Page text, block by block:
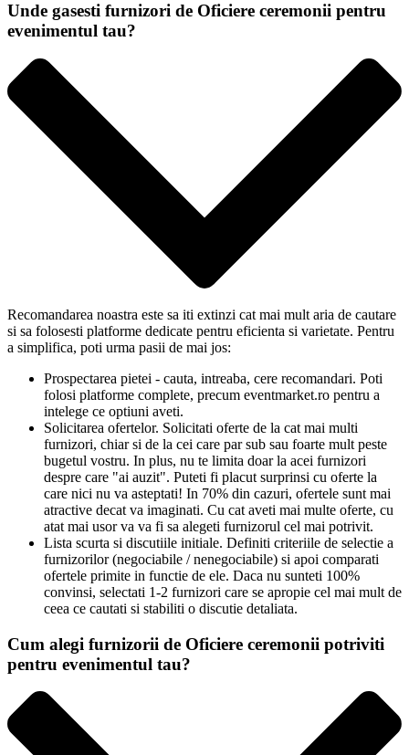
Unde gasesti furnizori de Oficiere ceremonii pentru
evenimentul tau?
Recomandarea noastra este sa iti extinzi cat mai mult aria de cautare
si sa folosesti platforme dedicate pentru eficienta si varietate. Pentru
a simplifica, poti urma pasii de mai jos:
Prospectarea pietei - cauta, intreaba, cere recomandari. Poti
folosi platforme complete, precum eventmarket.ro pentru a
intelege ce optiuni aveti.
Solicitarea ofertelor. Solicitati oferte de la cat mai multi
furnizori, chiar si de la cei care par sub sau foarte mult peste
bugetul vostru. In plus, nu te limita doar la acei furnizori
despre care "ai auzit". Puteti fi placut surprinsi cu oferte la
care nici nu va asteptati! In 70% din cazuri, ofertele sunt mai
atractive decat va imaginati. Cu cat aveti mai multe oferte, cu
atat mai usor va va fi sa alegeti furnizorul cel mai potrivit.
Lista scurta si discutiile initiale. Definiti criteriile de selectie a
furnizorilor (negociabile / nenegociabile) si apoi comparati
ofertele primite in functie de ele. Daca nu sunteti 100%
convinsi, selectati 1-2 furnizori care se apropie cel mai mult de
ceea ce cautati si stabiliti o discutie detaliata.
Cum alegi furnizorii de Oficiere ceremonii potriviti
pentru evenimentul tau?